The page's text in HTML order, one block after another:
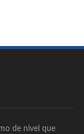
de nivel que